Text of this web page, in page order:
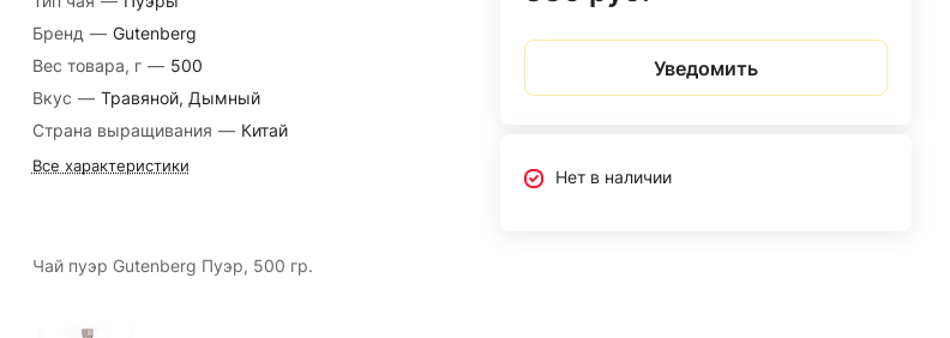
Бренд — Gutenberg
Вес товара, г — 500
Вкус — Травяной, Дымный
Страна выращивания — Китай
Все характеристики
Чай пуэр Gutenberg Пуэр, 500 гр.
Уведомить
Нет в наличии